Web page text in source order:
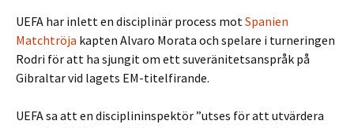
UEFA har inlett en disciplinär process motSpanien
Matchtröja kapten Alvaro Morata och spelare i turneringen
Rodri för att ha sjungit om ett suveränitetsanspråk på
Gibraltar vid lagets EM-titelfirande.
UEFA sa att en disciplininspektör ”utses för att utvärdera